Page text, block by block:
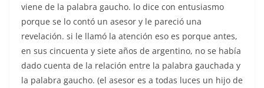
viene de la palabra gaucho. lo dice con entusiasmo
porque se lo contó un asesor y le pareció una
revelación. si le llamó la atención eso es porque antes,
en sus cincuenta y siete años de argentino, no se había
dado cuenta de la relación entre la palabra gauchada y
la palabra gaucho. (el asesor es a todas luces un hijo de